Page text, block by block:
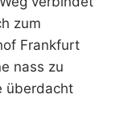
zum
Frankfurt
nass zu
überdacht